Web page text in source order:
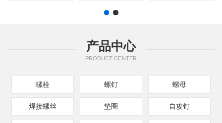
产品中心
PRODUCT CENTER
螺栓 螺钉 螺母
焊接螺丝 垫圈 自攻钉